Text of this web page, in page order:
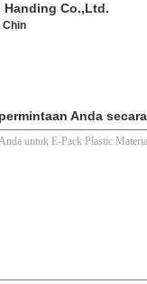
Handing Co.,Ltd.
Chin
Anda